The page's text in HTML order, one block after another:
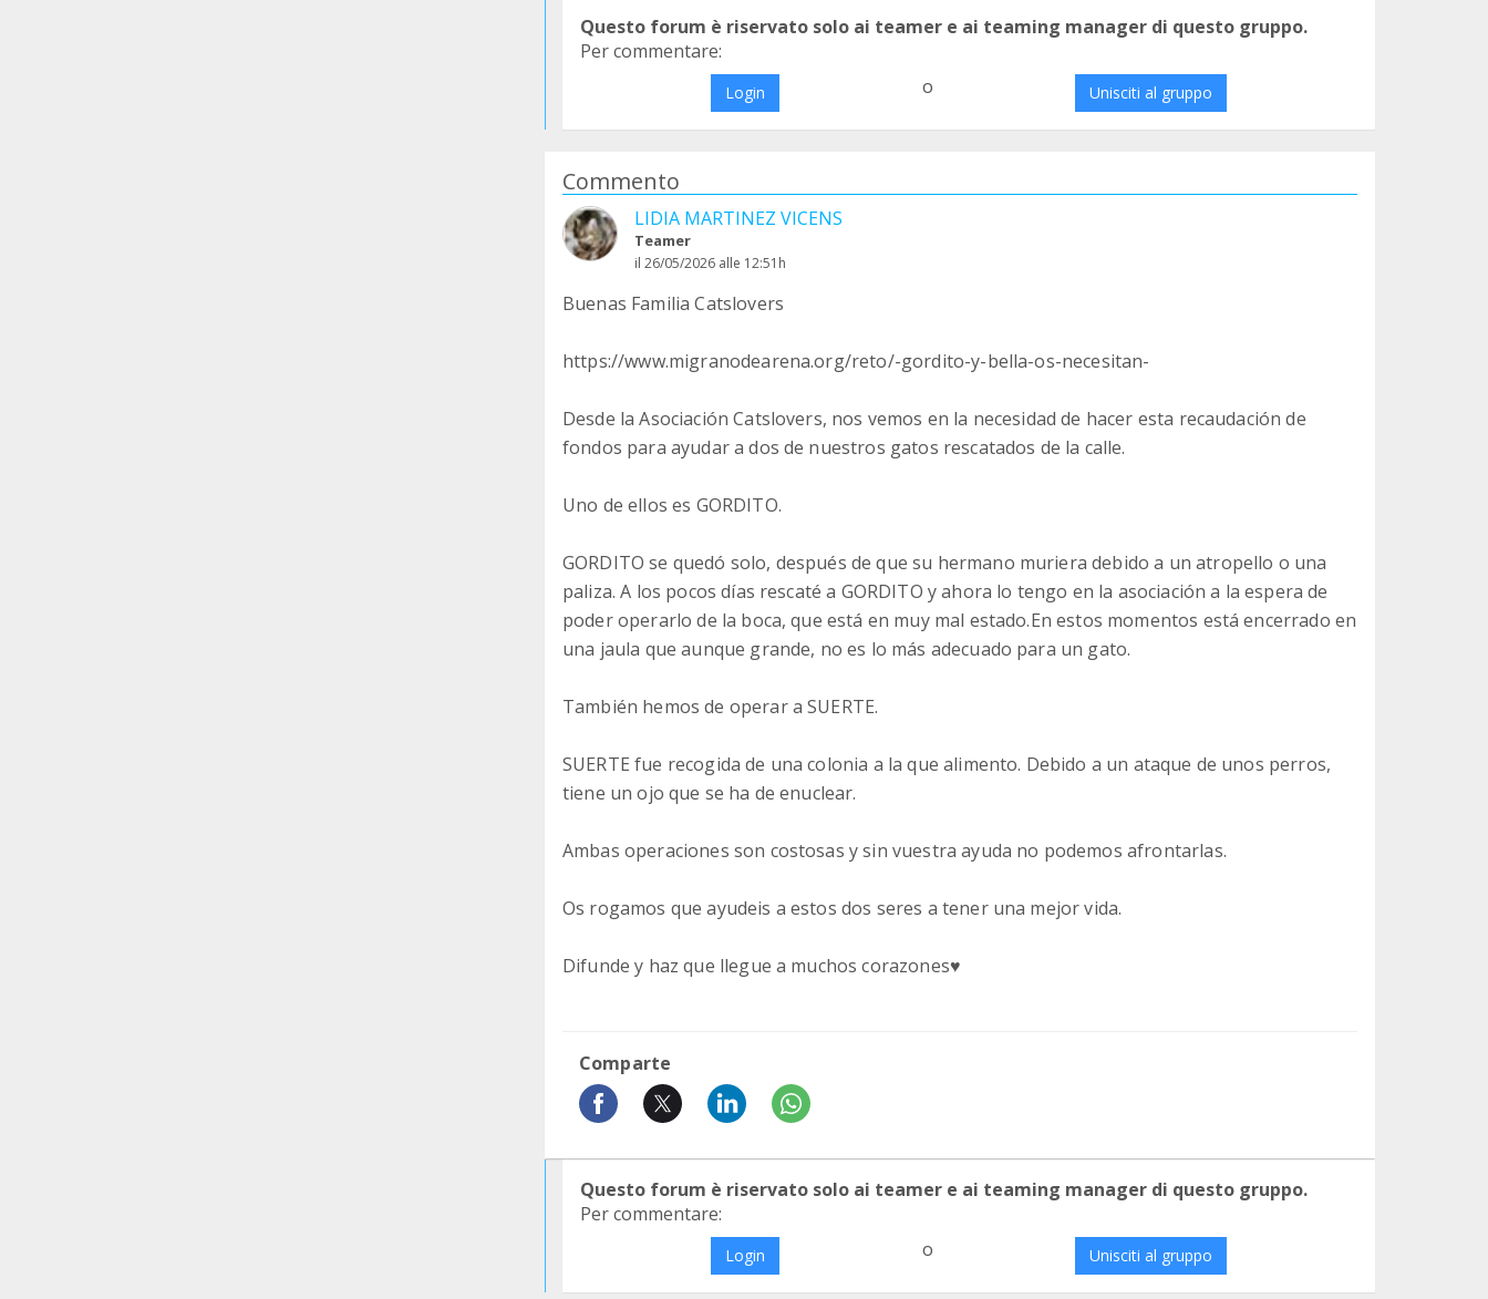
Questo forum è riservato solo ai teamer e ai teaming manager di questo gruppo.
Per commentare:
Login o Unisciti al gruppo
Commento
LIDIA MARTINEZ VICENS
Teamer
il 26/05/2026 alle 12:51h
Buenas Familia Catslovers
https://www.migranodearena.org/reto/-gordito-y-bella-os-necesitan-
Desde la Asociación Catslovers, nos vemos en la necesidad de hacer esta recaudación de
fondos para ayudar a dos de nuestros gatos rescatados de la calle.
Uno de ellos es GORDITO.
GORDITO se quedó solo, después de que su hermano muriera debido a un atropello o una
paliza. A los pocos días rescaté a GORDITO y ahora lo tengo en la asociación a la espera de
poder operarlo de la boca, que está en muy mal estado.En estos momentos está encerrado en
una jaula que aunque grande, no es lo más adecuado para un gato.
También hemos de operar a SUERTE.
SUERTE fue recogida de una colonia a la que alimento. Debido a un ataque de unos perros,
tiene un ojo que se ha de enuclear.
Ambas operaciones son costosas y sin vuestra ayuda no podemos afrontarlas.
Os rogamos que ayudeis a estos dos seres a tener una mejor vida.
Difunde y haz que llegue a muchos corazones♥️
Comparte
Questo forum è riservato solo ai teamer e ai teaming manager di questo gruppo.
Per commentare:
Login o Unisciti al gruppo